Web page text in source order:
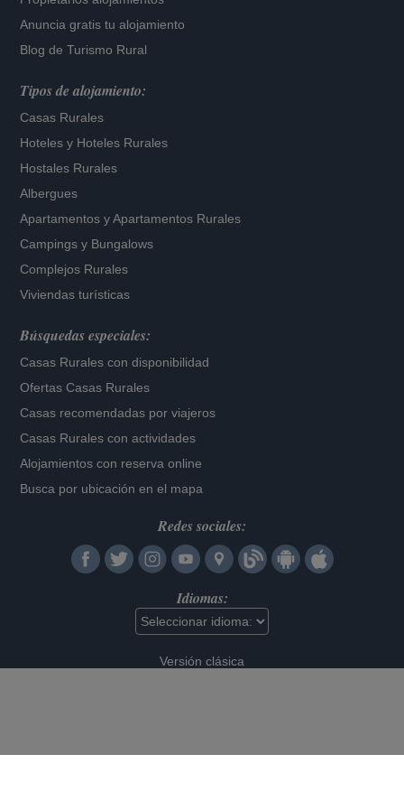
Anuncia gratis tu alojamiento
Blog de Turismo Rural
Tipos de alojamiento:
Casas Rurales
Hoteles y Hoteles Rurales
Hostales Rurales
Albergues
Apartamentos yApartamentos Rurales
Campings y Bungalows
Complejos Rurales
Viviendas turísticas
Búsquedas especiales:
Casas Rurales con disponibilidad
Ofertas Casas Rurales
Casas recomendadas por viajeros
Casas Rurales con actividades
Alojamientos con reserva online
Busca por ubicación en el mapa
Redes sociales:
Idiomas:
Versión clásica